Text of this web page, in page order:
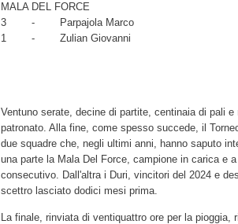
MALA DEL FORCE
3 - Parpajola Marco
1 - Zulian Giovanni
Ventuno serate, decine di partite, centinaia di pali
patronato. Alla fine, come spesso succede, il
due squadre che, negli ultimi anni, hanno saputo
una parte la Mala Del Force, campione in carica e
consecutivo. Dall'altra i Duri, vincitori del 2024 e
scettro lasciato dodici mesi prima.
La finale, rinviata di ventiquattro ore per la pioggia,